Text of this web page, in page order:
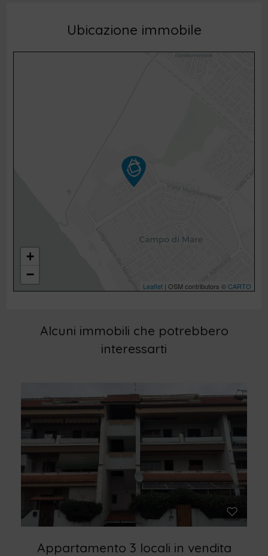
Ubicazione immobile
+
−
Leaflet | OSM contributors ©CARTO
Alcuni immobili che potrebbero
interessarti
Appartamento 3 locali in vendita